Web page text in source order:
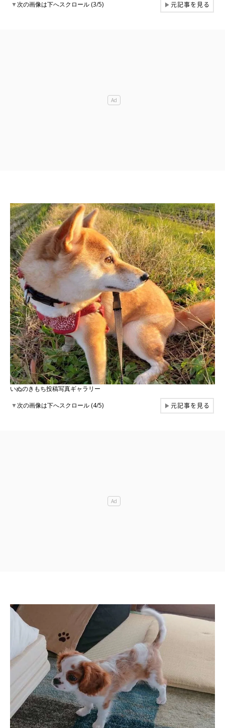
▼次の画像は下へスクロール (3/5) ▶元記事を見る
いぬのきもち投稿写真ギャラリー
▼次の画像は下へスクロール (4/5) ▶元記事を見る